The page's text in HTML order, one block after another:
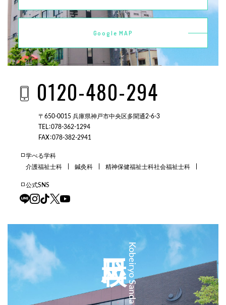
Google MAP
0120-480-294
〒650-0015 兵庫県神戸市中央区多聞通2-6-3
TEL：078-362-1294
FAX：078-382-2941
学べる学科
介護福祉士科
鍼灸科 精神保健福祉士科社会福祉士科
公式SNS
Kobeiryo Sanda